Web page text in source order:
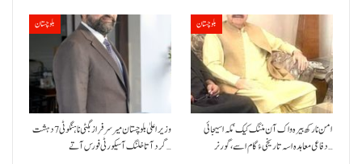
بلوچستان
وزیراعلیٰ بلوچستان میر سرفراز بگٹی نا ہنگو ٹی 7 دہشت
گرد آتا خلنگ آ سیکورٹی فورس آتے…
بلوچستان
امن نا رکھ بیرہ واک آن مننگ کیک‘ مکہ اسیجائی
دفاعی معاہدہ اسہ تاریخی ءُ گام اسے،گورنر…